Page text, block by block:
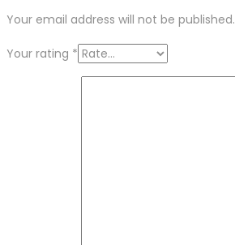
Your email address will not be published.
Your rating *